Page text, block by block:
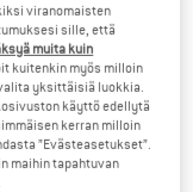
tietokentässä
viranomaisten
sille, että
muita kuin
kuitenkin myös milloin
yksittäisiä luokkia.
käyttö edellytä
kerran milloin
”Evästeasetukset”.
maihin tapahtuvan